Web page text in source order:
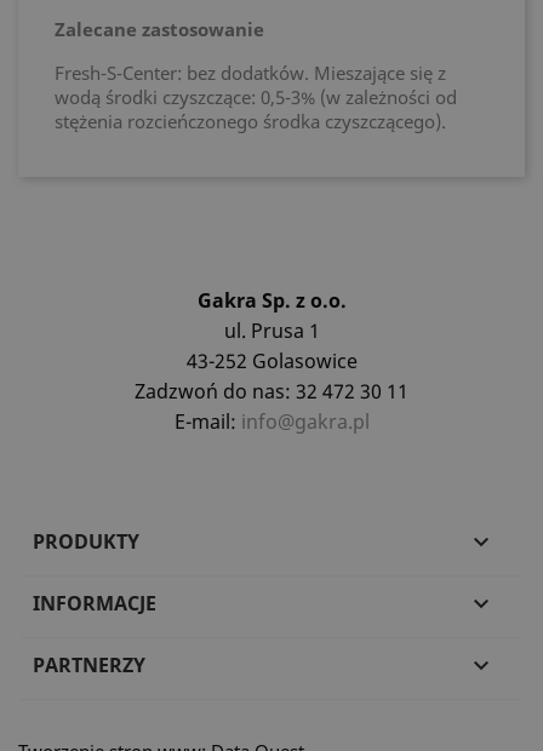
Zalecane zastosowanie
Fresh-S-Center: bez dodatków. Mieszające się z
wodą środki czyszczące: 0,5-3% (w zależności od
stężenia rozcieńczonego środka czyszczącego).
Gakra Sp. z o.o.
ul. Prusa 1
43-252 Golasowice
Zadzwoń do nas: 32 472 30 11
E-mail: info@gakra.pl
PRODUKTY 
INFORMACJE 
PARTNERZY 